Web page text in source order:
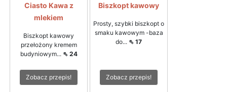
Ciasto Kawa z
mlekiem
Biszkopt kawowy
przełożony kremem
budyniowym... ⇖ 24
Zobacz przepis!
Biszkopt kawowy
Prosty, szybki biszkopt o
smaku kawowym -baza
do... ⇖ 17
Zobacz przepis!